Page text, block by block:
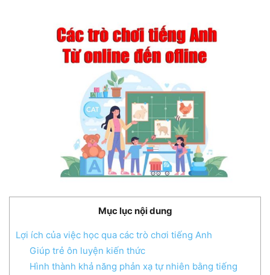
Mục lục nội dung
Lợi ích của việc học qua các trò chơi tiếng Anh
Giúp trẻ ôn luyện kiến thức
Hình thành khả năng phản xạ tự nhiên bằng tiếng